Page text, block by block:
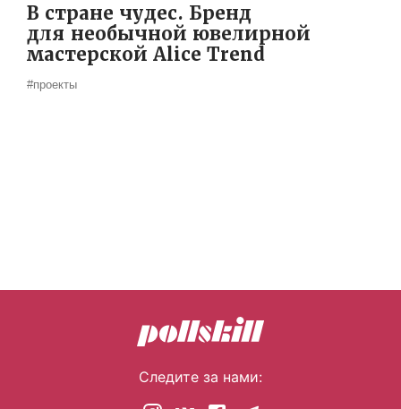
В стране чудес. Бренд
для необычной ювелирной
мастерской Alice Trend
#проекты
Следите за нами: